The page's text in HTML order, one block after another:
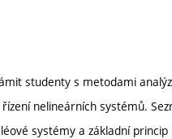
studenty s metodami
nelineárních systémů.
systémy a základní